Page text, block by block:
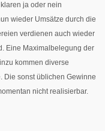
ja oder nein
wieder Umsätze durch die
verdienen auch wieder
Eine Maximalbelegung der
kommen diverse
Die sonst üblichen Gewinne
nicht realisierbar.